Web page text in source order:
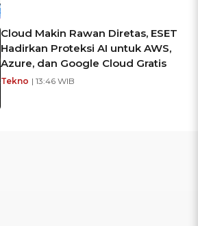
Cloud Makin Rawan Diretas, ESET
Hadirkan Proteksi AI untuk AWS,
Azure, dan Google Cloud Gratis
Tekno | 13:46 WIB